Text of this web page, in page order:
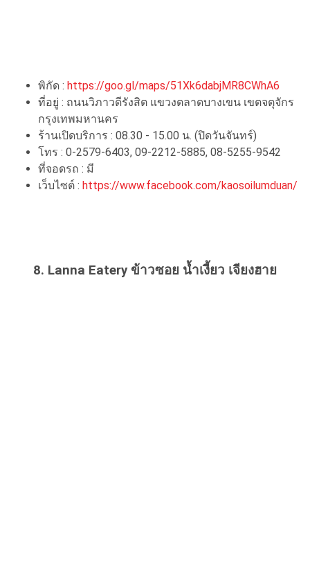
พิกัด : https://goo.gl/maps/51Xk6dabjMR8CWhA6
ที่อยู่ : ถนนวิภาวดีรังสิต แขวงตลาดบางเขน เขตจตุจักร
กรุงเทพมหานคร
ร้านเปิดบริการ : 08.30 - 15.00 น. (ปิดวันจันทร์)
โทร : 0-2579-6403, 09-2212-5885, 08-5255-9542
ที่จอดรถ : มี
เว็บไซต์ : https://www.facebook.com/kaosoilumduan/
8. Lanna Eatery ข้าวซอย น้ำเงี้ยว เจียงฮาย